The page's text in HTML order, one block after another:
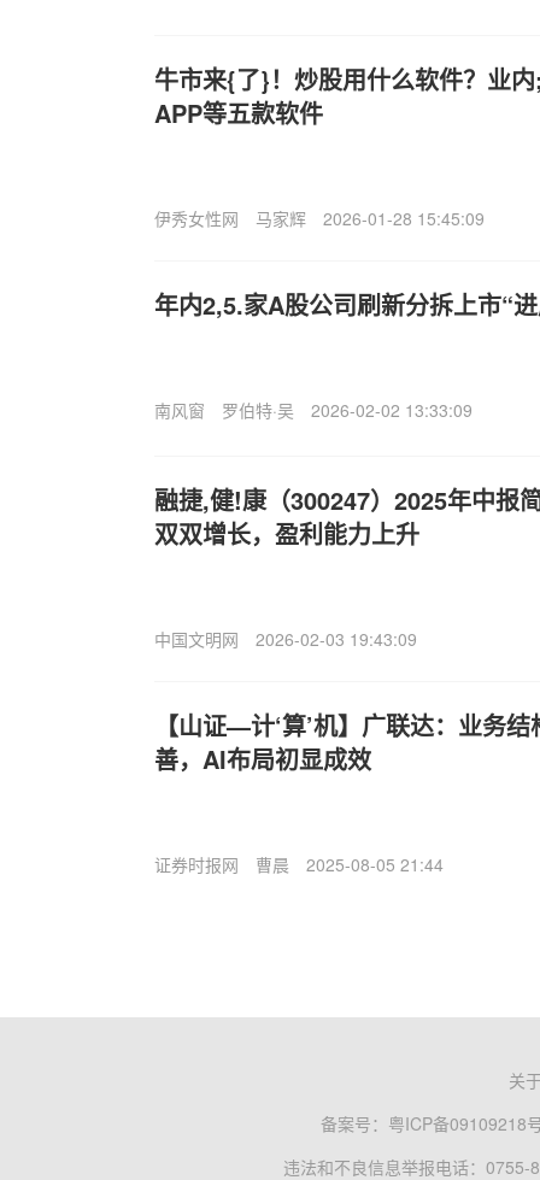
牛市来{了}！炒股用什么软件？业
APP等五款软件
伊秀女性网 马家辉 2026-01-28 15:45:09
年内2,5.家A股公司刷新分拆上市“
南风窗 罗伯特·吴 2026-02-02 13:33:09
融捷,健!康（300247）2025年中报
双双增长，盈利能力上升
中国文明网 2026-02-03 19:43:09
【山证—计‘算’机】广联达：业务
善，AI布局初显成效
证券时报网 曹晨 2025-08-05 21:44
关
备案号： 粤ICP备09109218
违法和不良信息举报电话：0755-